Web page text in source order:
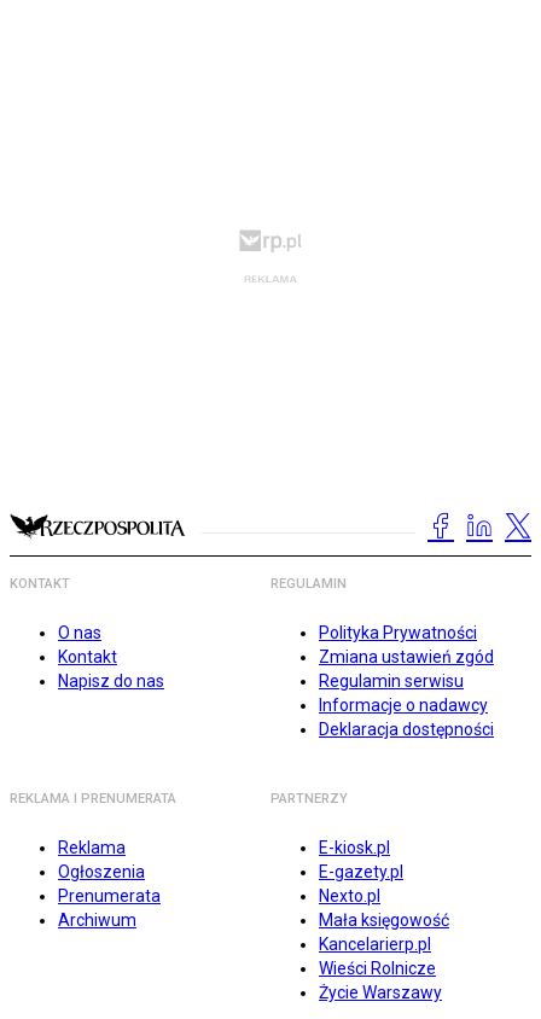
KONTAKT
O nas
Kontakt
Napisz do nas
REGULAMIN
Polityka Prywatności
Zmiana ustawień zgód
Regulamin serwisu
Informacje o nadawcy
Deklaracja dostępności
REKLAMA I PRENUMERATA
Reklama
Ogłoszenia
Prenumerata
Archiwum
PARTNERZY
E-kiosk.pl
E-gazety.pl
Nexto.pl
Mała księgowość
Kancelarierp.pl
Wieści Rolnicze
Życie Warszawy